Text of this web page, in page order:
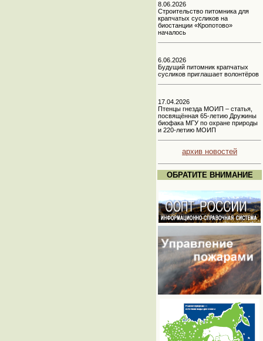
8.06.2026
Строительство питомника для
крапчатых сусликов на
биостанции «Кропотово»
началось
6.06.2026
Будущий питомник крапчатых
сусликов приглашает волонтёров
17.04.2026
Птенцы гнезда МОИП – статья,
посвящённая 65-летию Дружины
биофака МГУ по охране природы
и 220-летию МОИП
архив новостей
ОБРАТИТЕ ВНИМАНИЕ